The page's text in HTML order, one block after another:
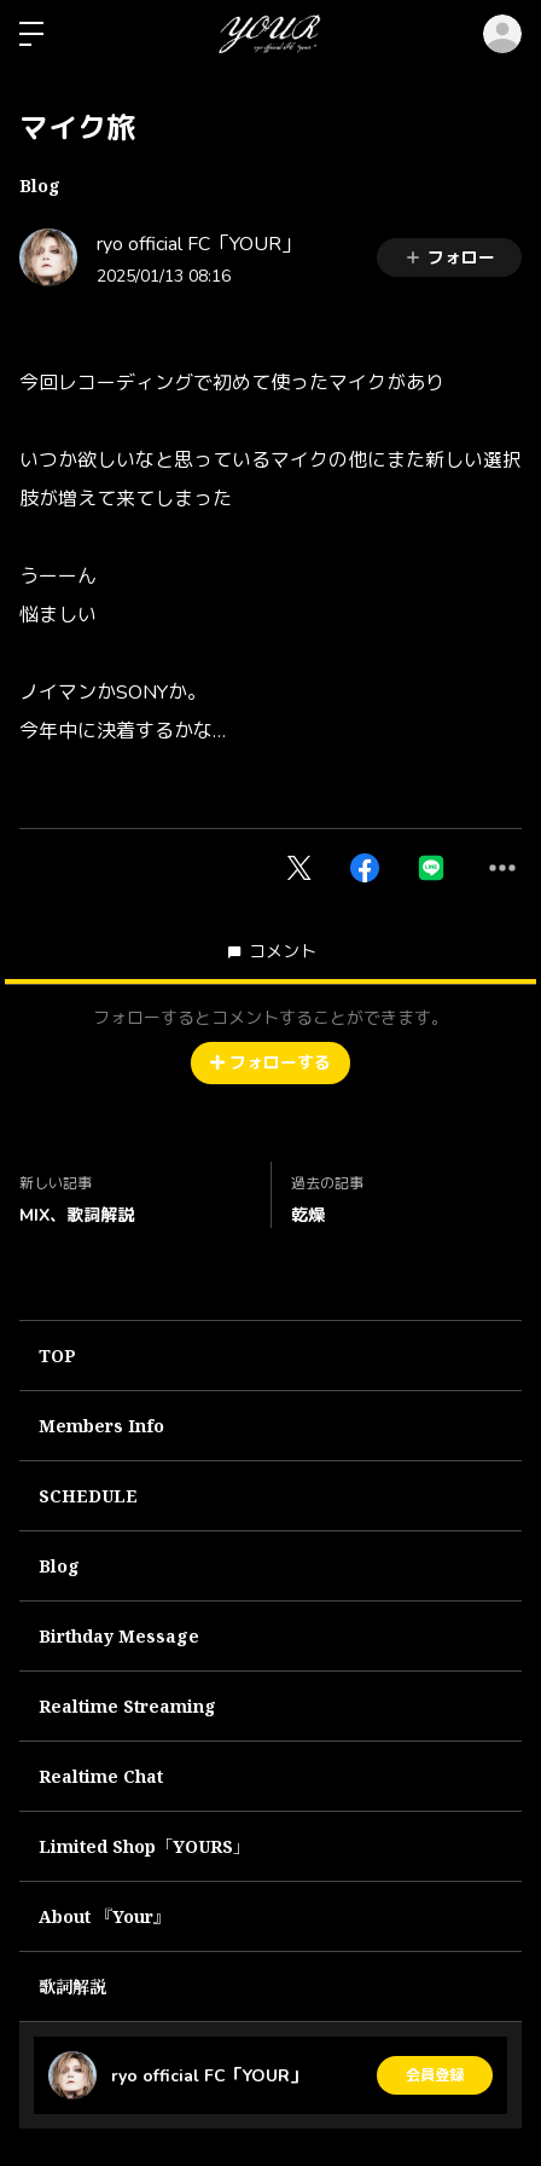
マイク旅
Blog
ryo official FC「YOUR」
2025/01/13 08:16
フォロー
今回レコーディングで初めて使ったマイクがあり
いつか欲しいなと思っているマイクの他にまた新しい選択
肢が増えて来てしまった
うーーん
悩ましい
ノイマンかSONYか。
今年中に決着するかな…
コメント
フォローするとコメントすることができます。
フォローする
新しい記事
MIX、歌詞解説
過去の記事
乾燥
TOP
Members Info
SCHEDULE
Blog
Birthday Message
Realtime Streaming
Realtime Chat
Limited Shop「YOURS」
About 『Your』
歌詞解説
ryo official FC「YOUR」 会員登録